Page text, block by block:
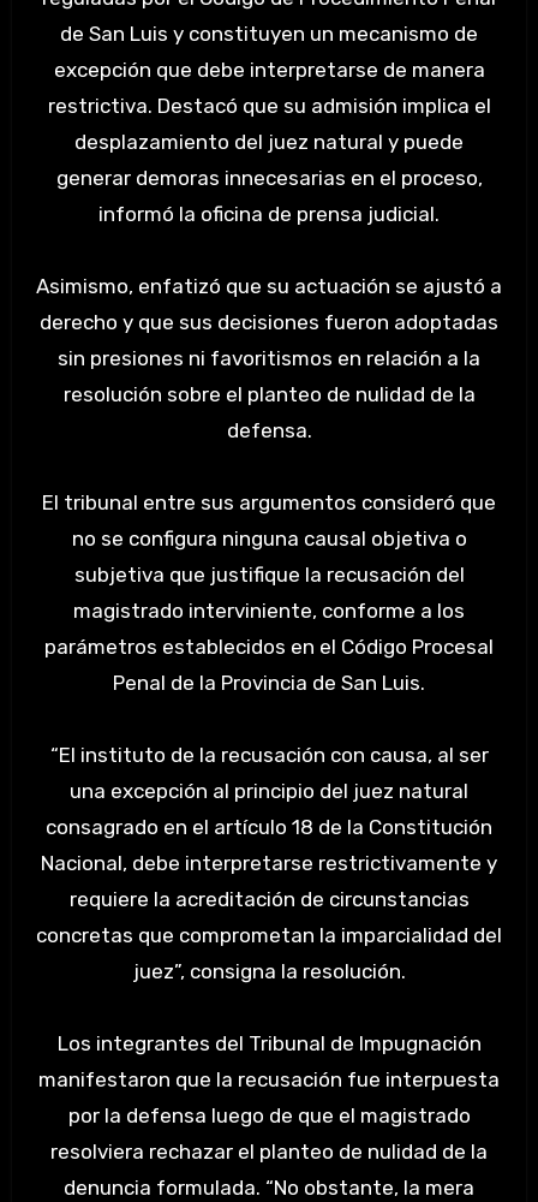
de San Luis y constituyen un mecanismo de
excepción que debe interpretarse de manera
restrictiva. Destacó que su admisión implica el
desplazamiento del juez natural y puede
generar demoras innecesarias en el proceso,
informó la oficina de prensa judicial.
Asimismo, enfatizó que su actuación se ajustó a
derecho y que sus decisiones fueron adoptadas
sin presiones ni favoritismos en relación a la
resolución sobre el planteo de nulidad de la
defensa.
El tribunal entre sus argumentos consideró que
no se configura ninguna causal objetiva o
subjetiva que justifique la recusación del
magistrado interviniente, conforme a los
parámetros establecidos en el Código Procesal
Penal de la Provincia de San Luis.
“El instituto de la recusación con causa, al ser
una excepción al principio del juez natural
consagrado en el artículo 18 de la Constitución
Nacional, debe interpretarse restrictivamente y
requiere la acreditación de circunstancias
concretas que comprometan la imparcialidad del
juez”, consigna la resolución.
Los integrantes del Tribunal de Impugnación
manifestaron que la recusación fue interpuesta
por la defensa luego de que el magistrado
resolviera rechazar el planteo de nulidad de la
denuncia formulada. “No obstante, la mera